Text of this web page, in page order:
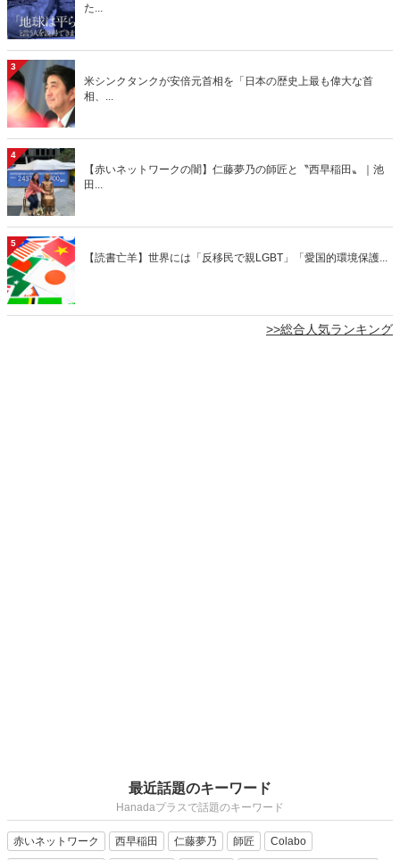
た...
3
米シンクタンクが安倍元首相を「日本の歴史上最も偉大な首
相、...
4
【赤いネットワークの闇】仁藤夢乃の師匠と〝西早稲田〟｜池
田...
5
【読書亡羊】世界には「反移民で親LGBT」「愛国的環境保護...
>>総合人気ランキング
最近話題のキーワード
Hanadaプラスで話題のキーワード
赤いネットワーク 西早稲田 仁藤夢乃 師匠 Colabo